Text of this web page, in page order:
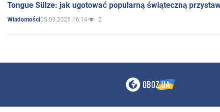
Tongue Sülze: jak ugotować popularną świąteczną
Wiadomości05.03.2025 16:14 2